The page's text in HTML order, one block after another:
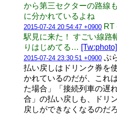
から第三セクターの路線
に分かれているよね
2015-07-24 20:54:47 +0900 RT
駅見に来た！ すごい線
りはじめてる… [Tw:photo]
2015-07-24 23:30:51 +0900 ぷ
払い戻しはドリンク券を
かれているのだが、これ
た場合」「接続列車の遅
合」の払い戻しも、ドリ
戻しができなくなるのだ